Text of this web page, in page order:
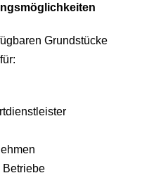
Grundstücke
Betriebe